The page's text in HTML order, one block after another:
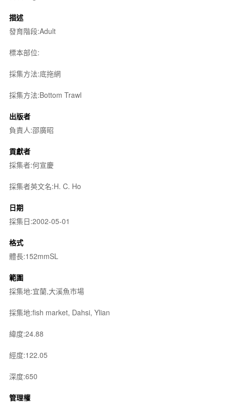
描述
發育階段:Adult
標本部位:
採集方法:底拖網
採集方法:Bottom Trawl
出版者
負責人:邵廣昭
貢獻者
採集者:何宣慶
採集者英文名:H. C. Ho
日期
採集日:2002-05-01
格式
體長:152mmSL
範圍
採集地:宜蘭,大溪魚市場
採集地:fish market, Dahsi, Ylian
緯度:24.88
經度:122.05
深度:650
管理權